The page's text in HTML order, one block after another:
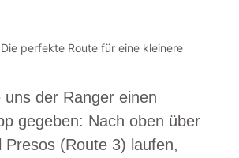
perfekte Route für eine kleinere
der Ranger einen
gegeben: Nach oben über
Presos (Route 3) laufen,